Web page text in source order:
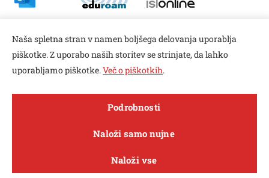
Open toolbar
O fakulteti Študij inovacije Sporočila
pr@fs.uni-lj.si
Naša spletna stran v namen boljšega delovanja uporablja
piškotke. Z uporabo naših storitev se strinjate, da lahko
uporabljamo piškotke.Več o piškotkih.
Podrobnosti
Naloži samo nujne
Naloži vse